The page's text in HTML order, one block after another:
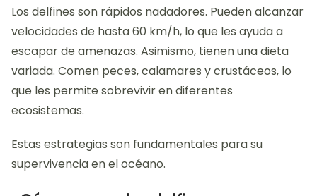
Los delfines son rápidos nadadores. Pueden alcanzar
velocidades de hasta 60 km/h, lo que les ayuda a
escapar de amenazas. Asimismo, tienen una dieta
variada. Comen peces, calamares y crustáceos, lo
que les permite sobrevivir en diferentes
ecosistemas.
Estas estrategias son fundamentales para su
supervivencia en el océano.